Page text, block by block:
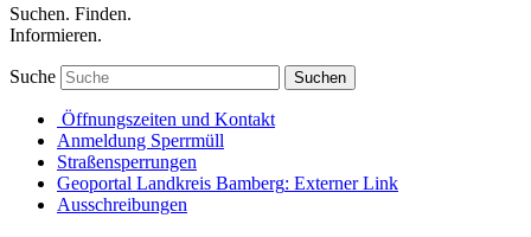
Suchen. Finden.
Informieren.
Suche Suchen
Öffnungszeiten und Kontakt
Anmeldung Sperrmüll
Straßensperrungen
Geoportal Landkreis Bamberg: Externer Link
Ausschreibungen